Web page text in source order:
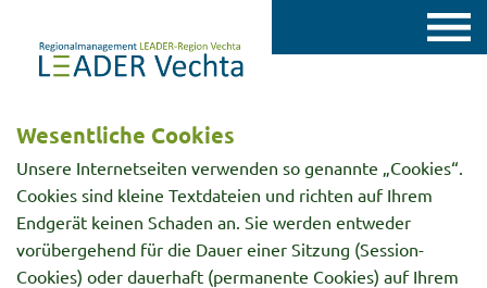
Wesentliche Cookies
Unsere Internetseiten verwenden so genannte „Cookies“.
Cookies sind kleine Textdateien und richten auf Ihrem
Endgerät keinen Schaden an. Sie werden entweder
vorübergehend für die Dauer einer Sitzung (Session-
Cookies) oder dauerhaft (permanente Cookies) auf Ihrem